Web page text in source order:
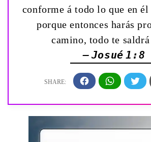
conforme á todo lo que en él
porque entonces harás
camino, todo te saldrá
— Josué 1:8